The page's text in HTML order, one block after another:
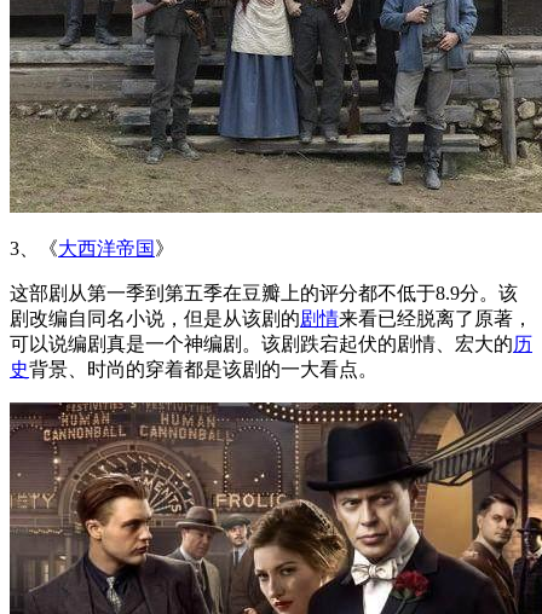
3、《大西洋帝国》
这部剧从第一季到第五季在豆瓣上的评分都不低于8.9分。该
剧改编自同名小说，但是从该剧的剧情来看已经脱离了原著，
可以说编剧真是一个神编剧。该剧跌宕起伏的剧情、宏大的历
史背景、时尚的穿着都是该剧的一大看点。